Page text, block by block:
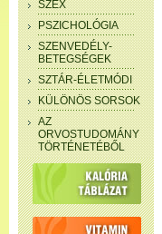
SZEX
PSZICHOLÓGIA
SZENVEDÉLY-
BETEGSÉGEK
SZTÁR-ÉLETMÓDI
KÜLÖNÖS SORSOK
AZ
ORVOSTUDOMÁNY
TÖRTÉNETÉBŐL